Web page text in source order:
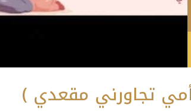
أمي تجاورني مقعدي )